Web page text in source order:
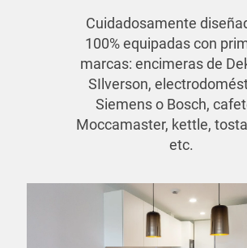
Cuidadosamente
100% equipadas con
marcas: encimeras de
SIlverson,
Siemens o Bosch,
Moccamaster, kettle,
etc.